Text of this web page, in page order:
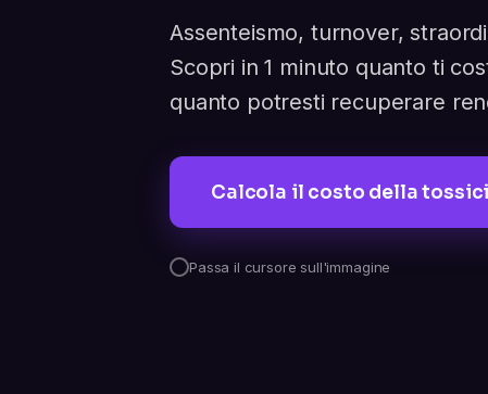
Assenteismo, turnover,
Scopri in 1 minuto quanto ti
quanto potresti recuperare
Calcola il costo della
Passa il cursore sull'immagine